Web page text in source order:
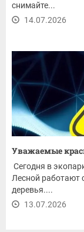
снимайте...
14.07.2026
Уважаемые
Сегодня в
Лесной работают
деревья....
13.07.2026